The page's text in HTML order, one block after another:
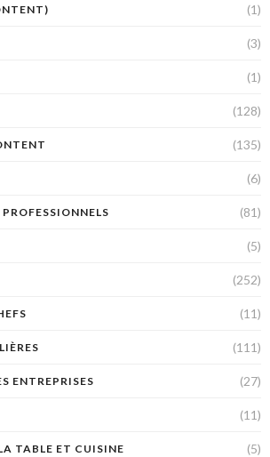
(1)
(3)
(1)
(128)
(135)
(6)
(81)
(5)
(252)
(11)
(111)
ENTREPRISES (27)
(11)
TABLE ET CUISINE (5)